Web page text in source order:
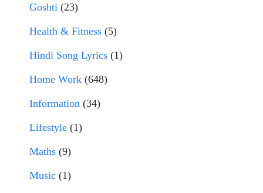
Goshti (23)
Health & Fitness (5)
Hindi Song Lyrics (1)
Home Work (648)
Information (34)
Lifestyle (1)
Maths (9)
Music (1)